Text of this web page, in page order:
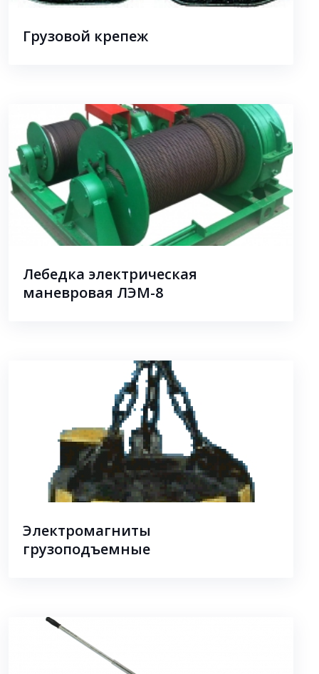
Грузовой крепеж
Лебедка электрическая
маневровая ЛЭМ-8
Электромагниты
грузоподъемные